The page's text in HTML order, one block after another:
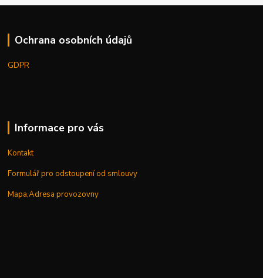
Ochrana osobních údajů
GDPR
Informace pro vás
Kontakt
Formulář pro odstoupení od smlouvy
Mapa,Adresa provozovny